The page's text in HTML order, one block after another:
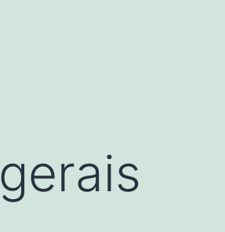
gerais